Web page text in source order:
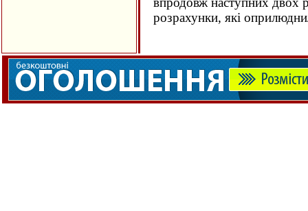
розрахунки, які